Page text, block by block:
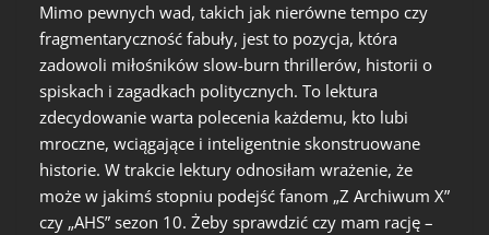
Mimo pewnych wad, takich jak nierówne tempo czy
fragmentaryczność fabuły, jest to pozycja, która
zadowoli miłośników slow-burn thrillerów, historii o
spiskach i zagadkach politycznych. To lektura
zdecydowanie warta polecenia każdemu, kto lubi
mroczne, wciągające i inteligentnie skonstruowane
historie. W trakcie lektury odnosiłam wrażenie, że
może w jakimś stopniu podejść fanom „Z Archiwum X”
czy „AHS” sezon 10. Żeby sprawdzić czy mam rację –